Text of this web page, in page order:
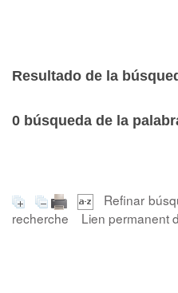
Resultado de la
0 búsqueda de la
Refinar
recherche
Lien permanent